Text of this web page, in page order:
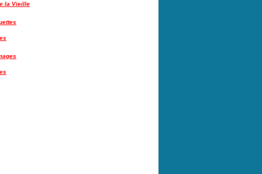
la Vieille